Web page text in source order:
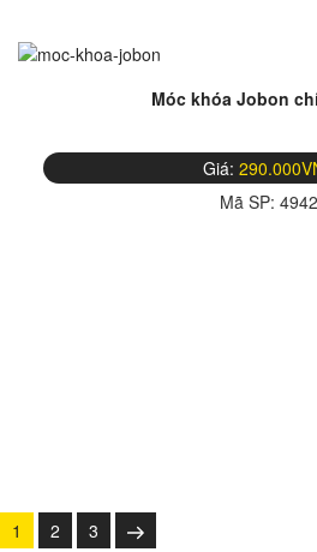
Móc khóa Jobon
Giá:
Mã SP: 4942
Posts
Trang
1 Trang
2 Trang
3
Trang